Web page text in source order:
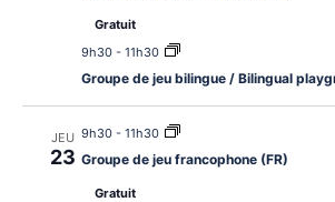
Gratuit
9h30- 11h30
Groupe de jeu bilingue / Bilingual
JEU
23
9h30- 11h30
Groupe de jeu francophone (FR)
Gratuit